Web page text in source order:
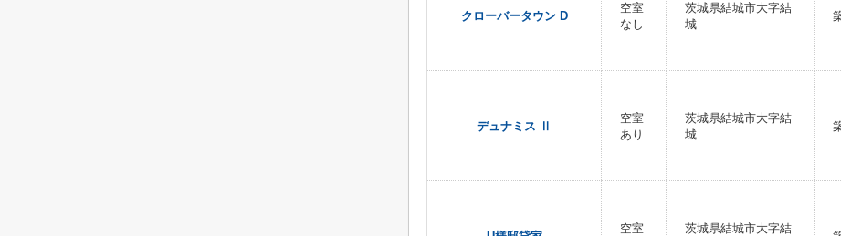
クローバータウン D
空室
なし
茨城県結城市大字結
城
デュナミス Ⅱ
空室
あり
茨城県結城市大字結
城
空室
茨城県結城市大字結